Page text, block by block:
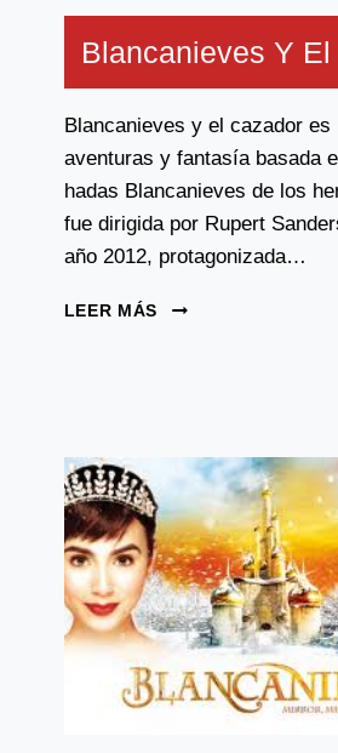
Blancanieves Y
Blancanieves y el cazador es
aventuras y fantasía basada
hadas Blancanieves de los
fue dirigida por Rupert
año 2012, protagonizada…
LEER MÁS
BLANCANIEVES